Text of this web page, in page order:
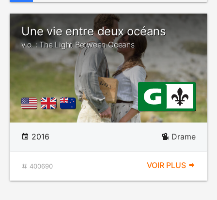
Une vie entre deux océans
v.o. : The Light Between Oceans
2016 Drame
400690 VOIR PLUS